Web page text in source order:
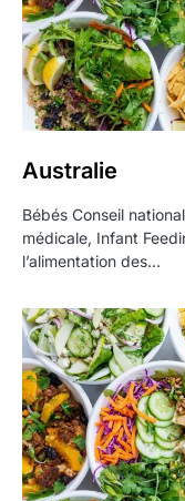
Australie
Bébés Conseil
médicale, Infant
l’alimentation des…